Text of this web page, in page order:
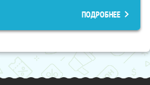
ПОДРОБНЕЕ